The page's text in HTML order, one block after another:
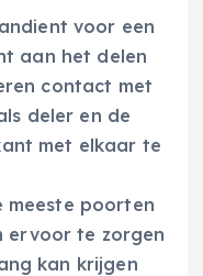
voor een
aan het delen
contact met
deler en de
met elkaar te
meeste poorten
ervoor te zorgen
kan krijgen